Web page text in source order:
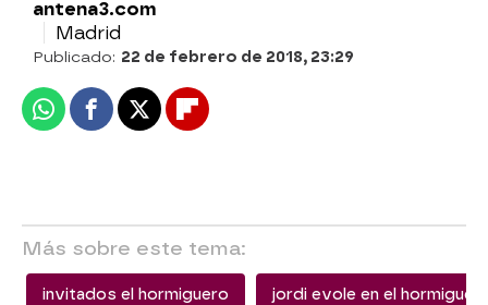
antena3.com
Madrid
Publicado: 22 de febrero de 2018, 23:29
WhatsappFacebook
X Flipboard
Más sobre este tema:
invitados el hormiguero jordi evole en el